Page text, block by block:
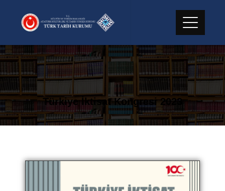
Türkiye İktisat Kongresi 2023